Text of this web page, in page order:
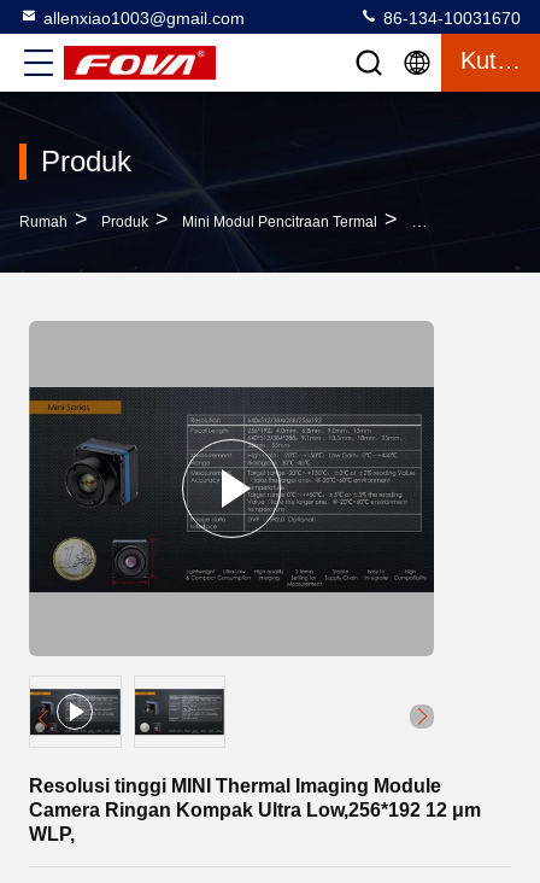
allenxiao1003@gmail.com 86-134-10031670
Kutipan
Produk
Rumah > Produk > Mini Modul Pencitraan Termal > Resolusi Tinggi
Resolusi tinggi MINI Thermal Imaging Module
Camera Ringan Kompak Ultra Low,256*192 12 μm
WLP,